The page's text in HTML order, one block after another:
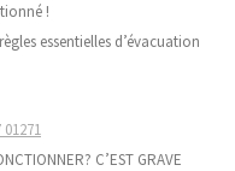
!
essentielles d’évacuation
01271
C’EST GRAVE